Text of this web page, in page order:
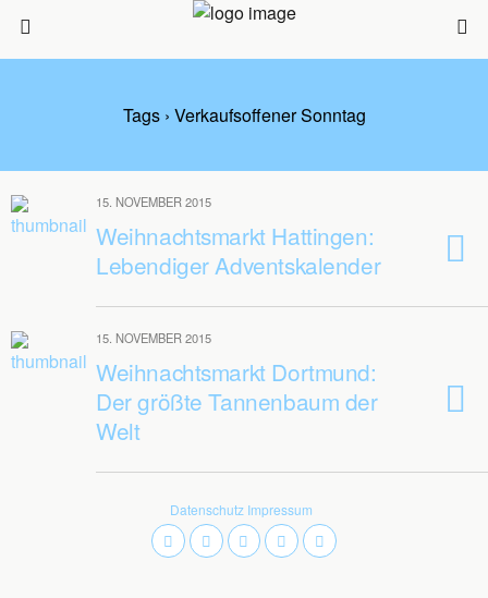
Tags › Verkaufsoffener Sonntag
15. NOVEMBER 2015
Weihnachtsmarkt Hattingen:
Lebendiger Adventskalender
15. NOVEMBER 2015
Weihnachtsmarkt Dortmund:
Der größte Tannenbaum der
Welt
Datenschutz Impressum